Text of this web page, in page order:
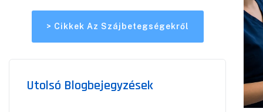
> Cikkek Az Szájbetegségekről
Utolsó Blogbejegyzések